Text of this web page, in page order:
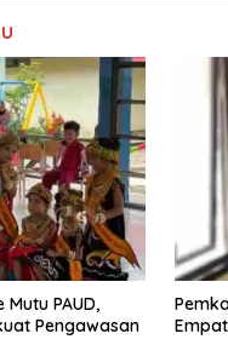
PAUD,
Pengawasan